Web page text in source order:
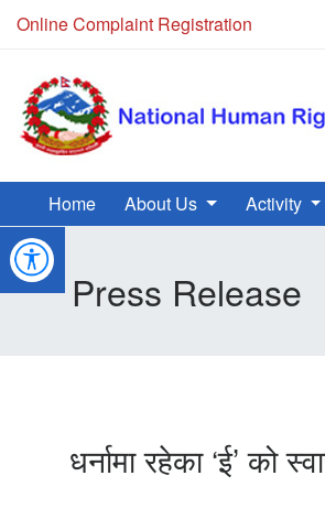
Online Complaint Registration
Home About Us Activity
Press Release
धर्नामा रहेका ‘ई’